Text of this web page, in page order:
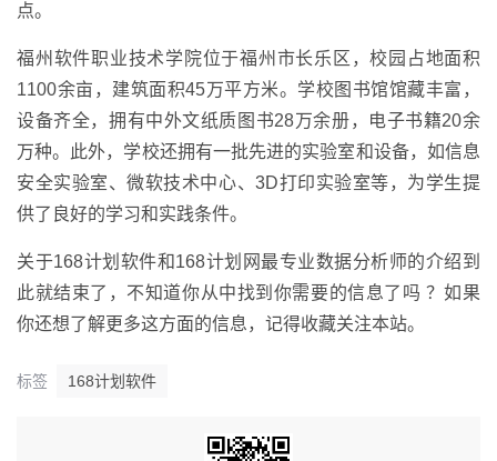
点。
福州软件职业技术学院位于福州市长乐区，校园占地面积
1100余亩，建筑面积45万平方米。学校图书馆馆藏丰富，
设备齐全，拥有中外文纸质图书28万余册，电子书籍20余
万种。此外，学校还拥有一批先进的实验室和设备，如信息
安全实验室、微软技术中心、3D打印实验室等，为学生提
供了良好的学习和实践条件。
关于168计划软件和168计划网最专业数据分析师的介绍到
此就结束了，不知道你从中找到你需要的信息了吗 ？如果
你还想了解更多这方面的信息，记得收藏关注本站。
标签 168计划软件